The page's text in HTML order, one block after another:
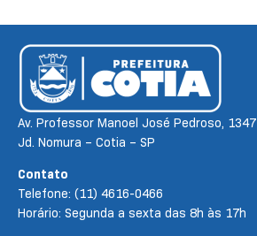
Av. Professor Manoel José Pedroso, 1347
Jd. Nomura – Cotia – SP
Contato
Telefone: (11) 4616-0466
Horário: Segunda a sexta das 8h às 17h